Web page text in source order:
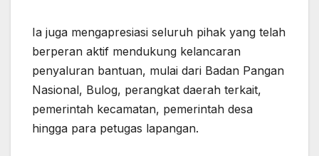
Ia juga mengapresiasi seluruh pihak yang telah
berperan aktif mendukung kelancaran
penyaluran bantuan, mulai dari Badan Pangan
Nasional, Bulog, perangkat daerah terkait,
pemerintah kecamatan, pemerintah desa
hingga para petugas lapangan.